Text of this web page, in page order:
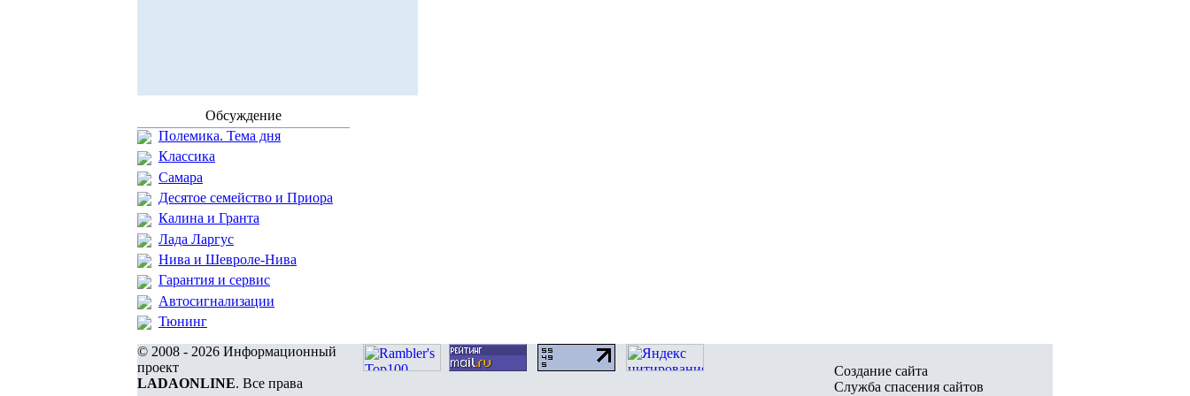
Обсуждение
Полемика. Тема дня
Классика
Самара
Десятое семейство и Приора
Калина и Гранта
Лада Ларгус
Нива и Шевроле-Нива
Гарантия и сервис
Автосигнализации
Тюнинг
© 2008 - 2026 Информационный
проект
LADAONLINE. Все права
Создание сайта
Служба спасения сайтов